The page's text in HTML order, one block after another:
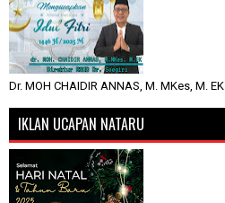
Dr. MOH CHAIDIR ANNAS, M. MKes, M. EK
IKLAN UCAPAN NATARU